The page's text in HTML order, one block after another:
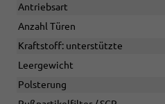
Antriebsart
Anzahl Türen
Kraftstoff: unterstützte
Leergewicht
Polsterung